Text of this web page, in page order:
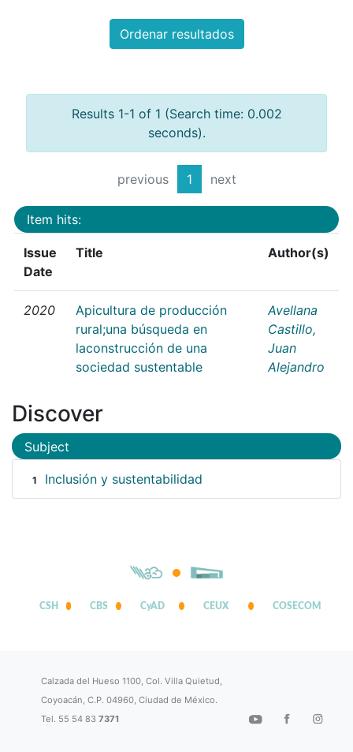
Ordenar resultados
Results 1-1 of 1 (Search time: 0.002
seconds).
previous 1 next
Item hits:
Issue
Date
Title Author(s)
2020
Apicultura de producción
rural;una búsqueda en
laconstrucción de una
sociedad sustentable
Avellana
Castillo,
Juan
Alejandro
Discover
Subject
1 Inclusión y sustentabilidad
CSH CBS CyAD CEUX COSECOM
Calzada del Hueso 1100, Col. Villa Quietud,
Coyoacán, C.P. 04960, Ciudad de México.
Tel. 55 54 837371